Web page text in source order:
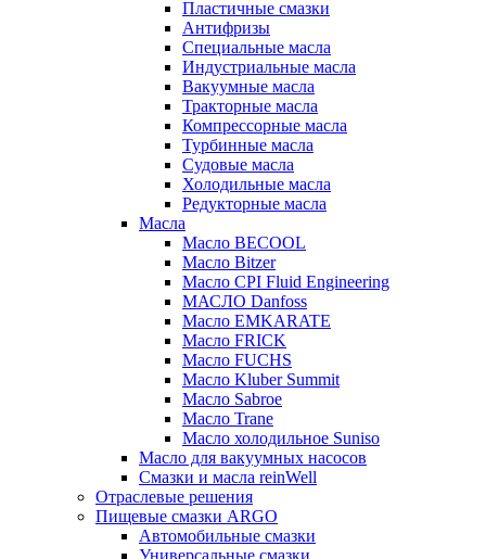
Пластичные смазки
Антифризы
Специальные масла
Индустриальные масла
Вакуумные масла
Тракторные масла
Компрессорные масла
Турбинные масла
Судовые масла
Холодильные масла
Редукторные масла
Масла
Масло BECOOL
Масло Bitzer
Масло CPI Fluid Engineering
МАСЛО Danfoss
Масло EMKARATE
Масло FRICK
Масло FUCHS
Масло Kluber Summit
Масло Sabroe
Масло Trane
Масло холодильное Suniso
Масло для вакуумных насосов
Смазки и масла reinWell
Отраслевые решения
Пищевые смазки ARGO
Автомобильные смазки
Универсальные смазки